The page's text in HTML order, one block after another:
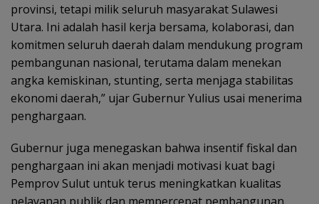
provinsi, tetapi milik seluruh masyarakat Sulawesi
Utara. Ini adalah hasil kerja bersama, kolaborasi, dan
komitmen seluruh daerah dalam mendukung program
pembangunan nasional, terutama dalam menekan
angka kemiskinan, stunting, serta menjaga stabilitas
ekonomi daerah,” ujar Gubernur Yulius usai menerima
penghargaan.
Gubernur juga menegaskan bahwa insentif fiskal dan
penghargaan ini akan menjadi motivasi kuat bagi
Pemprov Sulut untuk terus meningkatkan kualitas